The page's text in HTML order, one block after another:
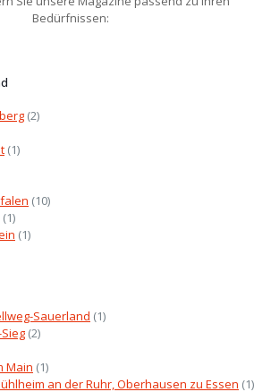
Bedürfnissen:
(2)
(1)
(10)
(1)
(1)
Sauerland (1)
(2)
Main (1)
an der Ruhr, Oberhausen zu Essen (1)